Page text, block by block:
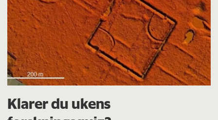
Klarer du ukens